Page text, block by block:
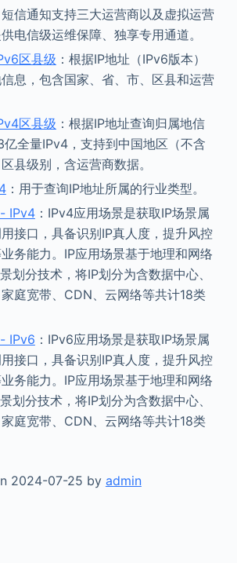
信通知支持三大运营商以及虚拟运营
电信级运维保障、独享专用通道。
区县级 ：根据IP地址（IPv6版本）
息，包含国家、省、市、区县和运营
区县级 ：根据IP地址查询归属地信
全量IPv4，支持到中国地区（不含
县级别，含运营商数据。
：用于查询IP地址所属的行业类型。
IPv4：IPv4应用场景是获取IP场景属
接口，具备识别IP真人度，提升风控
务能力。IP应用场景基于地理和网络
划分技术，将IP划分为含数据中心、
庭宽带、CDN、云网络等共计18类
IPv6 ：IPv6应用场景是获取IP场景属
接口，具备识别IP真人度，提升风控
务能力。IP应用场景基于地理和网络
划分技术，将IP划分为含数据中心、
庭宽带、CDN、云网络等共计18类
2024-07-25 by admin